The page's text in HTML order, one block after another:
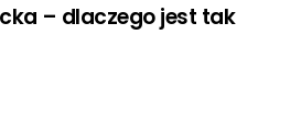
– dlaczego jest tak